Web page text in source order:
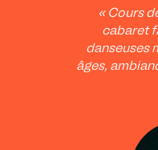
« Cours
cabaret
danseuses
âges,